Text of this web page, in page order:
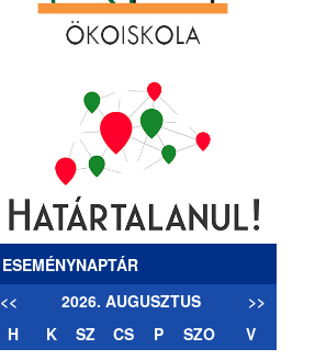
ESEMÉNYNAPTÁR
<<
2026. AUGUSZTUS
>>
H
K SZ CS P SZO V